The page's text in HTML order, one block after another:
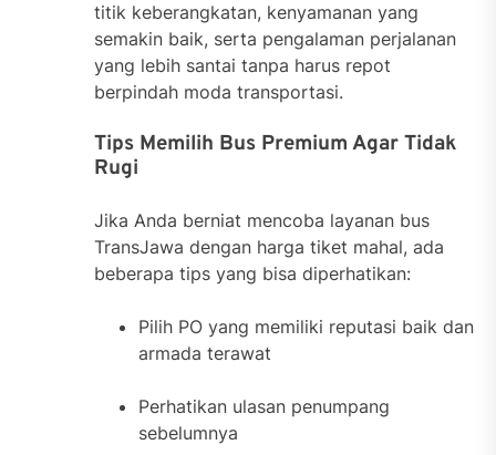
titik keberangkatan, kenyamanan yang
semakin baik, serta pengalaman perjalanan
yang lebih santai tanpa harus repot
berpindah moda transportasi.
Tips Memilih Bus Premium Agar Tidak
Rugi
Jika Anda berniat mencoba layanan bus
TransJawa dengan harga tiket mahal, ada
beberapa tips yang bisa diperhatikan:
Pilih PO yang memiliki reputasi baik dan
armada terawat
Perhatikan ulasan penumpang
sebelumnya